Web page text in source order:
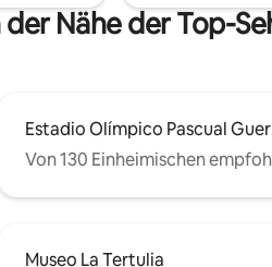
Nähe der Top-
Estadio Olímpico Pascual
Von 130 Einheimischen
Museo La Tertulia